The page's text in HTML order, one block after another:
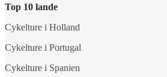
Top 10 lande
Cykelture i Holland
Cykelture i Portugal
Cykelture i Spanien